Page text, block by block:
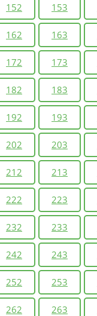
152 153
162 163
172 173
182 183
192 193
202 203
212 213
222 223
232 233
242 243
252 253
262 263